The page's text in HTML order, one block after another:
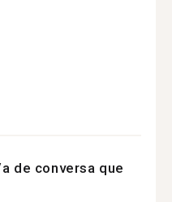
de conversa que